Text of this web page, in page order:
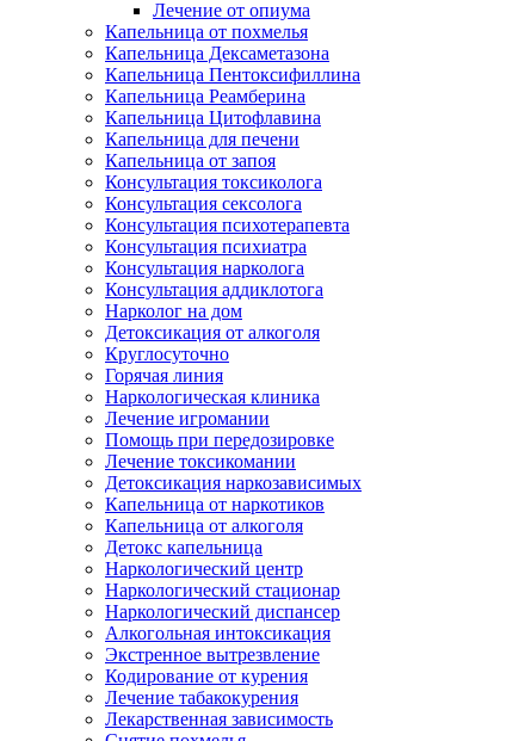
Лечение от опиума
Капельница от похмелья
Капельница Дексаметазона
Капельница Пентоксифиллина
Капельница Реамберина
Капельница Цитофлавина
Капельница для печени
Капельница от запоя
Консультация токсиколога
Консультация сексолога
Консультация психотерапевта
Консультация психиатра
Консультация нарколога
Консультация аддиклотога
Нарколог на дом
Детоксикация от алкоголя
Круглосуточно
Горячая линия
Наркологическая клиника
Лечение игромании
Помощь при передозировке
Лечение токсикомании
Детоксикация наркозависимых
Капельница от наркотиков
Капельница от алкоголя
Детокс капельница
Наркологический центр
Наркологический стационар
Наркологический диспансер
Алкогольная интоксикация
Экстренное вытрезвление
Кодирование от курения
Лечение табакокурения
Лекарственная зависимость